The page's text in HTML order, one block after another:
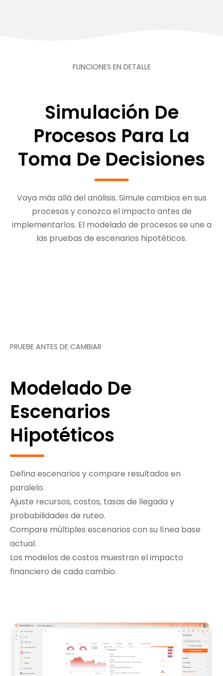
FUNCIONES EN DETALLE
Simulación De
Procesos Para La
Toma De Decisiones
Vaya más allá del análisis. Simule cambios en sus
procesos y conozca el impacto antes de
implementarlos. El modelado de procesos se une a
las pruebas de escenarios hipotéticos.
PRUEBE ANTES DE CAMBIAR
Modelado De
Escenarios
Hipotéticos
Defina escenarios y compare resultados en
paralelo.
Ajuste recursos, costos, tasas de llegada y
probabilidades de ruteo.
Compare múltiples escenarios con su línea base
actual.
Los modelos de costos muestran el impacto
financiero de cada cambio.